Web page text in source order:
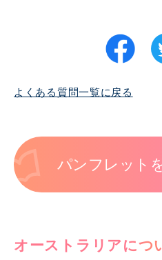
よくある質問一覧に戻る
パンフレット
オーストラリアにつ